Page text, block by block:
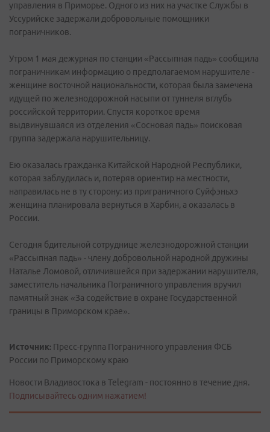
управления в Приморье. Одного из них на участке Службы в
Уссурийске задержали добровольные помощники
пограничников.
Утром 1 мая дежурная по станции «Рассыпная падь» сообщила
пограничникам информацию о предполагаемом нарушителе -
женщине восточной национальности, которая была замечена
идущей по железнодорожной насыпи от туннеля вглубь
российской территории. Спустя короткое время
выдвинувшаяся из отделения «Сосновая падь» поисковая
группа задержала нарушительницу.
Ею оказалась гражданка Китайской Народной Республики,
которая заблудилась и, потеряв ориентир на местности,
направилась не в ту сторону: из приграничного Суйфэньхэ
женщина планировала вернуться в Харбин, а оказалась в
России.
Сегодня бдительной сотруднице железнодорожной станции
«Рассыпная падь» - члену добровольной народной дружины
Наталье Ломовой, отличившейся при задержании нарушителя,
заместитель начальника Пограничного управления вручил
памятный знак «За содействие в охране Государственной
границы в Приморском крае».
Источник: Пресс-группа Пограничного управления ФСБ
России по Приморскому краю
Новости Владивостока в Telegram - постоянно в течение дня.
Подписывайтесь одним нажатием!